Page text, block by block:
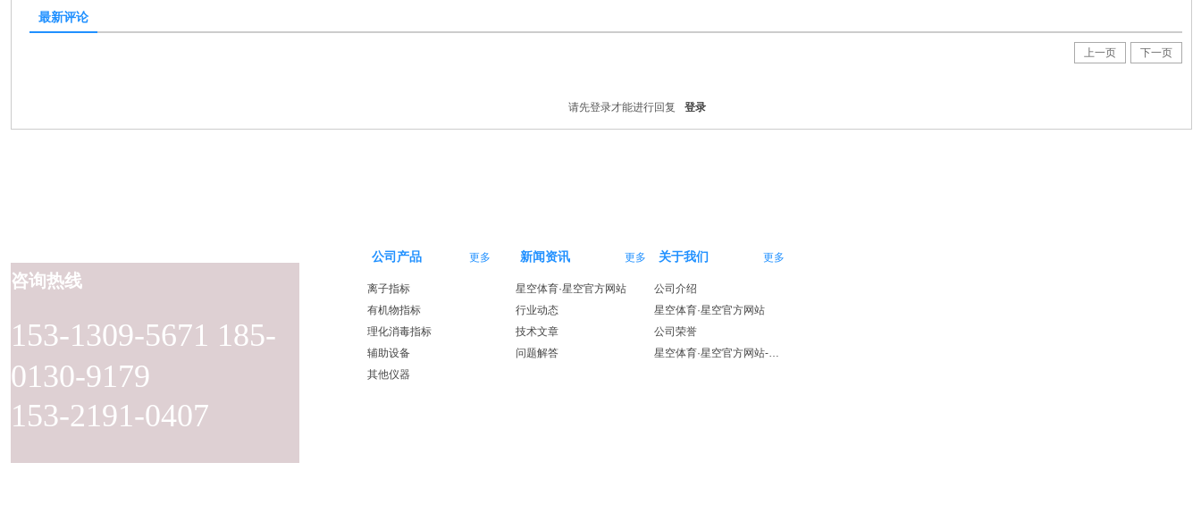
最新评论
上一页 下一页
请先登录才能进行回复 登录
153-1309-5671 185-
0130-9179
153-2191-0407
咨询热线
新闻资讯 更多
星空体育·星空官方网站
行业动态
技术文章
问题解答
公司产品 更多
离子指标
有机物指标
理化消毒指标
辅助设备
其他仪器
关于我们 更多
公司介绍
星空体育·星空官方网站
公司荣誉
星空体育·星空官方网站-星空体育（中国）